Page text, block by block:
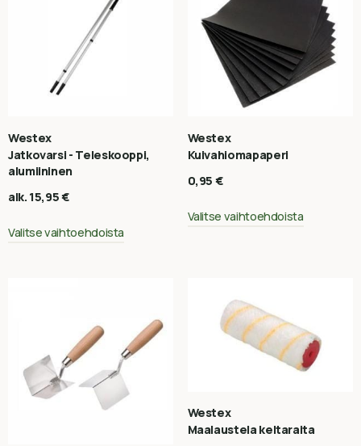
Westex
Jatkovarsi - Teleskooppi,
alumiininen
alk. 15,95€
Valitse vaihtoehdoista
Westex
Kuivahiomapaperi
0,95 €
Valitse vaihtoehdoista
Westex
Maalaustela keltaraita